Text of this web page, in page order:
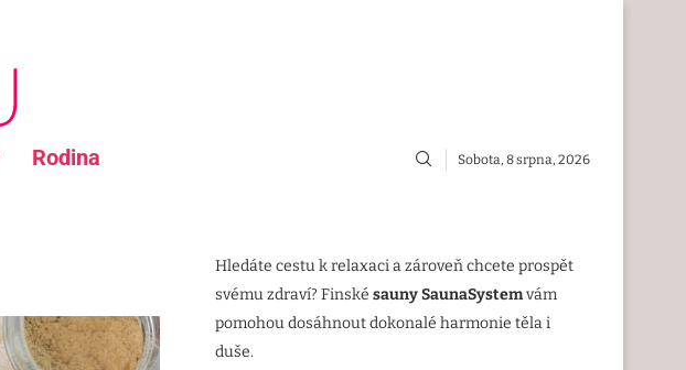
Rodina Sobota, 8 srpna, 2026
Hledáte cestu k relaxaci a zároveň chcete prospět
svému zdraví? Finské sauny SaunaSystemvám
pomohou dosáhnout dokonalé harmonie těla i
duše.